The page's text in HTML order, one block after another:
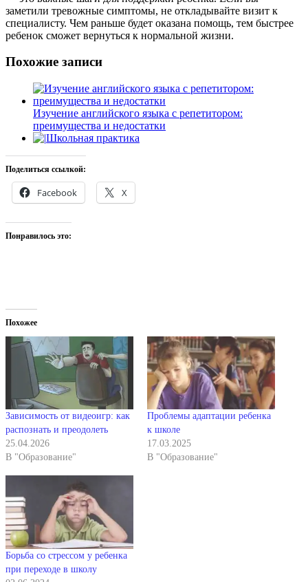
заметили тревожные симптомы, не откладывайте визит к
специалисту. Чем раньше будет оказана помощь, тем быстрее
ребенок сможет вернуться к нормальной жизни.
Похожие записи
Изучение английского языка с репетитором:
преимущества и недостатки
Школьная практика
Поделиться ссылкой:
Facebook X
Понравилось это:
Похожее
Зависимость от видеоигр: как
распознать и преодолеть
25.04.2026
В "Образование"
Проблемы адаптации ребенка
к школе
17.03.2025
В "Образование"
Борьба со стрессом у ребенка
при переходе в школу